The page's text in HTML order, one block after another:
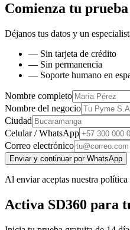
Comienza tu
Déjanos tus datos y un
— Sin tarjeta de crédito
— Sin permanencia
— Soporte humano en
Nombre completo
Nombre del negocio
Ciudad
Celular / WhatsApp
Correo electrónico
Enviar y continuar por WhatsApp
Al enviar aceptas nuestra
Activa SD360 para